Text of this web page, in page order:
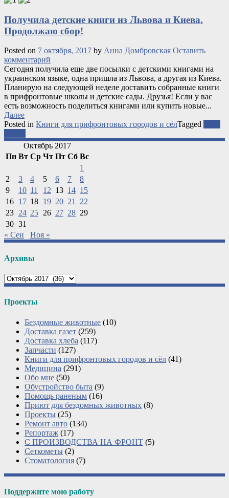
Получила детские книги из Львова и Киева.
Продолжаю сбор!
Posted on 7 октября, 2017 by Анна Домбровская Оставить
комментарий
Сегодня получила еще две посылки с детскими книгами на
украинском языке, одна пришла из Львова, а другая из Киева.
Планирую на следующей неделе доставить собранные книги
в прифронтовые школы и детские сады. Друзья! Если у вас
есть возможность поделиться книгами или купить новые...
Далее
Posted in Книги для прифронтовых городов и сёлTagged
Октябрь 2017
Пн Вт Ср Чт Пт Сб Вс
1
2
3 4 5 6 7
8
9
10 11 12 13 14 15
16 17 18 19 20 21 22
23 24 25 26 27 28 29
30 31
« Сен
Ноя »
Архивы
Архивы
Проекты
Бездомные животные (10)
Доставка газет (259)
Доставка хлеба (117)
Запчасти (127)
Книги для прифронтовых городов и сёл (41)
Медицина (291)
Обо мне (50)
Обустройство быта (9)
Помощь раненым (16)
Приют для бездомных животных (8)
Проекты (25)
Ремонт авто (134)
Репортаж (17)
С ПРОИЗВОДСТВА НА ФРОНТ (5)
Сеткометы (2)
Стоматология (7)
Поддержите мою работу